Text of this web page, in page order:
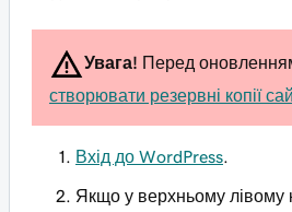
Увага! Перед
створювати резервні копії
Вхід до WordPress
Якщо у верхньому лівому